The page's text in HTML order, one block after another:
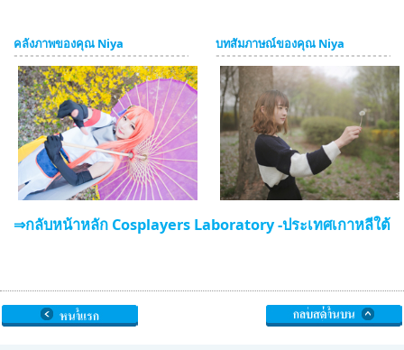
คลังภาพของคุณ Niya บทสัมภาษณ์ของคุณ Niya
⇒กลับหน้าหลัก Cosplayers Laboratory -ประเทศเกาหลีใต้